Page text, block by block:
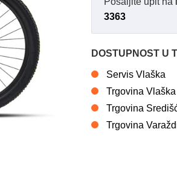
3363
DOSTUPNOST U
Servis Vlaška
Trgovina Vlaška
Trgovina
Trgovina